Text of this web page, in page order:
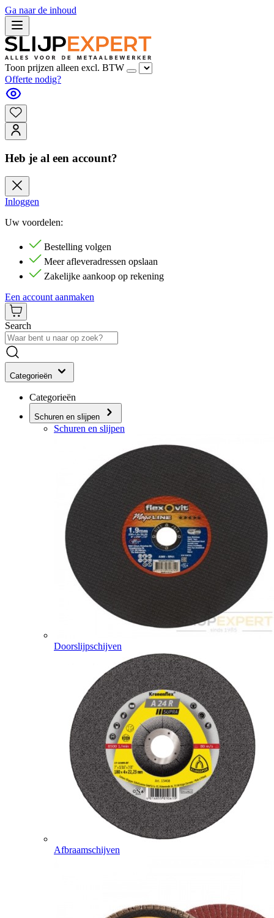
Ga naar de inhoud
Toon prijzen alleen excl. BTW
Offerte nodig?
Heb je al een account?
Inloggen
Uw voordelen:
Bestelling volgen
Meer afleveradressen opslaan
Zakelijke aankoop op rekening
Een account aanmaken
Search
Categorieën
Categorieën
Schuren en slijpen
Schuren en slijpen
Doorslijpschijven
Afbraamschijven